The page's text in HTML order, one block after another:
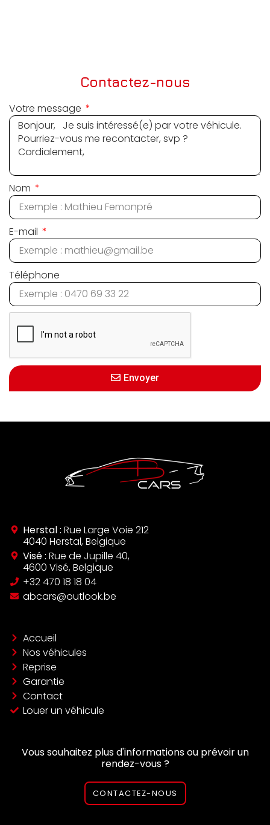
Contactez-nous
Votre message
Nom
E-mail
Téléphone
Envoyer
Herstal : Rue Large Voie 212
4040 Herstal, Belgique
Visé : Rue de Jupille 40,
4600 Visé, Belgique
‪+32 470 18 18 04‬
abcars@outlook.be
Accueil
Nos véhicules
Reprise
Garantie
Contact
Louer un véhicule
Vous souhaitez plus d'informations ou prévoir un
rendez-vous ?
CONTACTEZ-NOUS